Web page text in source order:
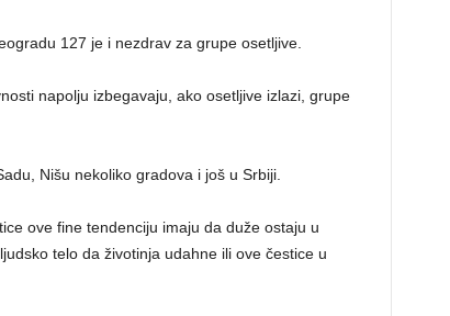
127 je i nezdrav za grupe osetljive.
napolju izbegavaju, ako osetljive izlazi, grupe
Nišu nekoliko gradova i još u Srbiji.
ove fine tendenciju imaju da duže ostaju u
telo da životinja udahne ili ove čestice u